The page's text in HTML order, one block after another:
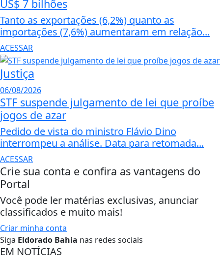
US$ 7 bilhões
Tanto as exportações (6,2%) quanto as
importações (7,6%) aumentaram em relação...
ACESSAR
Justiça
06/08/2026
STF suspende julgamento de lei que proíbe
jogos de azar
Pedido de vista do ministro Flávio Dino
interrompeu a análise. Data para retomada...
ACESSAR
Crie sua conta e confira as vantagens do
Portal
Você pode ler matérias exclusivas, anunciar
classificados e muito mais!
Criar minha conta
Siga Eldorado Bahia nas redes sociais
EM NOTÍCIAS